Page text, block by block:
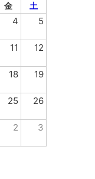
金 土
4 5
11 12
18 19
25 26
2 3